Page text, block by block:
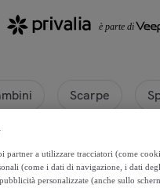
Scarpe
partner a utilizzare tracciatori (come
(come i dati di navigazione, i dati
personalizzate (anche sullo